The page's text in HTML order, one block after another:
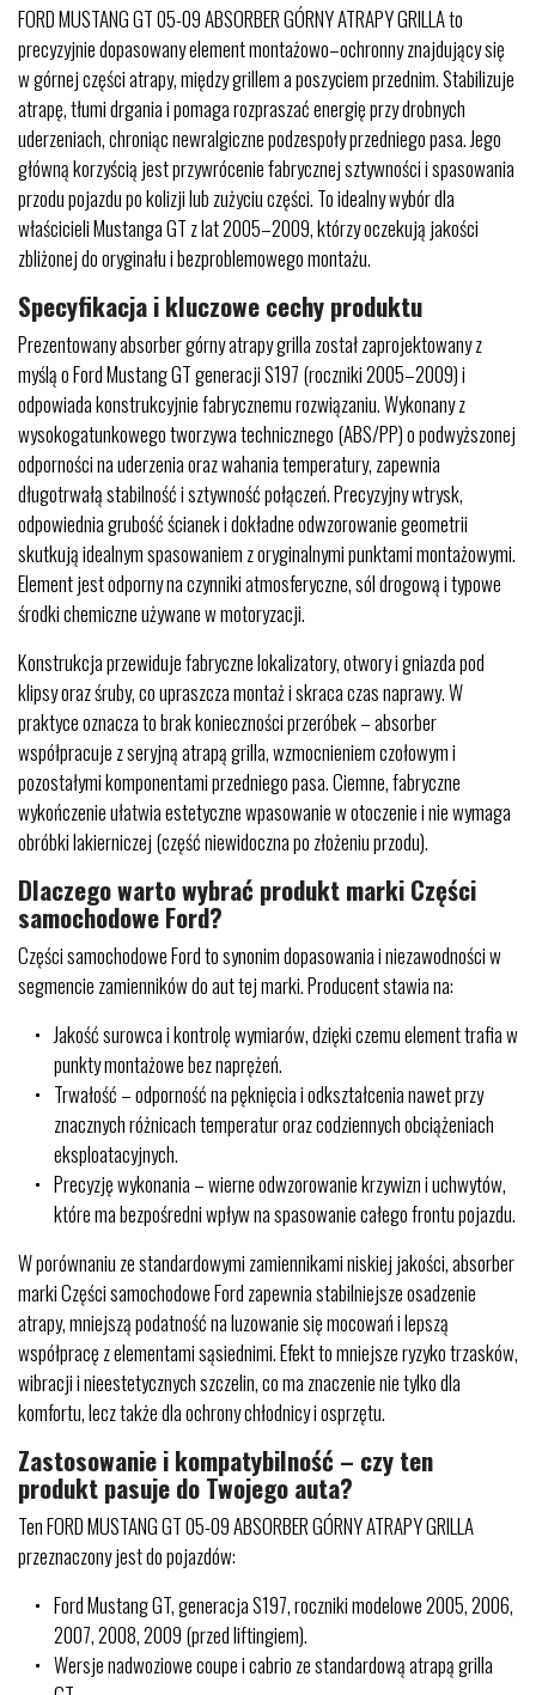
FORD MUSTANG GT 05-09 ABSORBER GÓRNY ATRAPY GRILLA to
precyzyjnie dopasowany element montażowo–ochronny znajdujący się
w górnej części atrapy, między grillem a poszyciem przednim. Stabilizuje
atrapę, tłumi drgania i pomaga rozpraszać energię przy drobnych
uderzeniach, chroniąc newralgiczne podzespoły przedniego pasa. Jego
główną korzyścią jest przywrócenie fabrycznej sztywności i spasowania
przodu pojazdu po kolizji lub zużyciu części. To idealny wybór dla
właścicieli Mustanga GT z lat 2005–2009, którzy oczekują jakości
zbliżonej do oryginału i bezproblemowego montażu.
Specyfikacja i kluczowe cechy produktu
Prezentowany absorber górny atrapy grilla został zaprojektowany z
myślą o Ford Mustang GT generacji S197 (roczniki 2005–2009) i
odpowiada konstrukcyjnie fabrycznemu rozwiązaniu. Wykonany z
wysokogatunkowego tworzywa technicznego (ABS/PP) o podwyższonej
odporności na uderzenia oraz wahania temperatury, zapewnia
długotrwałą stabilność i sztywność połączeń. Precyzyjny wtrysk,
odpowiednia grubość ścianek i dokładne odwzorowanie geometrii
skutkują idealnym spasowaniem z oryginalnymi punktami montażowymi.
Element jest odporny na czynniki atmosferyczne, sól drogową i typowe
środki chemiczne używane w motoryzacji.
Konstrukcja przewiduje fabryczne lokalizatory, otwory i gniazda pod
klipsy oraz śruby, co upraszcza montaż i skraca czas naprawy. W
praktyce oznacza to brak konieczności przeróbek – absorber
współpracuje z seryjną atrapą grilla, wzmocnieniem czołowym i
pozostałymi komponentami przedniego pasa. Ciemne, fabryczne
wykończenie ułatwia estetyczne wpasowanie w otoczenie i nie wymaga
obróbki lakierniczej (część niewidoczna po złożeniu przodu).
Dlaczego warto wybrać produkt marki Części
samochodowe Ford?
Części samochodowe Ford to synonim dopasowania i niezawodności w
segmencie zamienników do aut tej marki. Producent stawia na:
Jakość surowca i kontrolę wymiarów, dzięki czemu element trafia w
punkty montażowe bez naprężeń.
Trwałość – odporność na pęknięcia i odkształcenia nawet przy
znacznych różnicach temperatur oraz codziennych obciążeniach
eksploatacyjnych.
Precyzję wykonania – wierne odwzorowanie krzywizn i uchwytów,
które ma bezpośredni wpływ na spasowanie całego frontu pojazdu.
W porównaniu ze standardowymi zamiennikami niskiej jakości, absorber
marki Części samochodowe Ford zapewnia stabilniejsze osadzenie
atrapy, mniejszą podatność na luzowanie się mocowań i lepszą
współpracę z elementami sąsiednimi. Efekt to mniejsze ryzyko trzasków,
wibracji i nieestetycznych szczelin, co ma znaczenie nie tylko dla
komfortu, lecz także dla ochrony chłodnicy i osprzętu.
Zastosowanie i kompatybilność – czy ten
produkt pasuje do Twojego auta?
Ten FORD MUSTANG GT 05-09 ABSORBER GÓRNY ATRAPY GRILLA
przeznaczony jest do pojazdów:
Ford Mustang GT, generacja S197, roczniki modelowe 2005, 2006,
2007, 2008, 2009 (przed liftingiem).
Wersje nadwoziowe coupe i cabrio ze standardową atrapą grilla